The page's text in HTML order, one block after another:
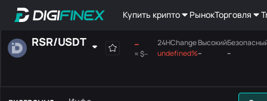
Купить крипто РынокТорговля
RSR/USDT --
≈$--
24HChange
undefined%
Высокий
--
--
МАКСИМУМ Материнская плата